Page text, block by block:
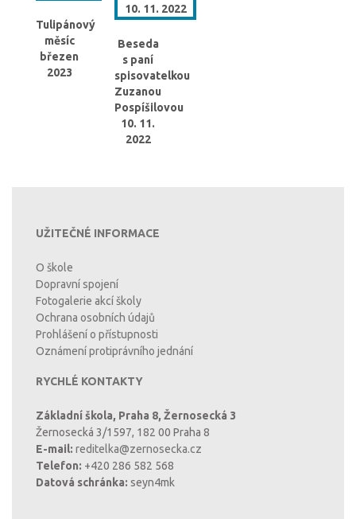
Tulipánový
měsíc
březen
2023
Beseda
s paní
spisovatelkou
Zuzanou
Pospíšilovou
10. 11.
2022
UŽITEČNÉ INFORMACE
O škole
Dopravní spojení
Fotogalerie akcí školy
Ochrana osobních údajů
Prohlášení o přístupnosti
Oznámení protiprávního jednání
RYCHLÉ KONTAKTY
Základní škola, Praha 8, Žernosecká 3
Žernosecká 3/1597, 182 00 Praha 8
E-mail: reditelka@zernosecka.cz
Telefon: +420 286 582 568
Datová schránka: seyn4mk